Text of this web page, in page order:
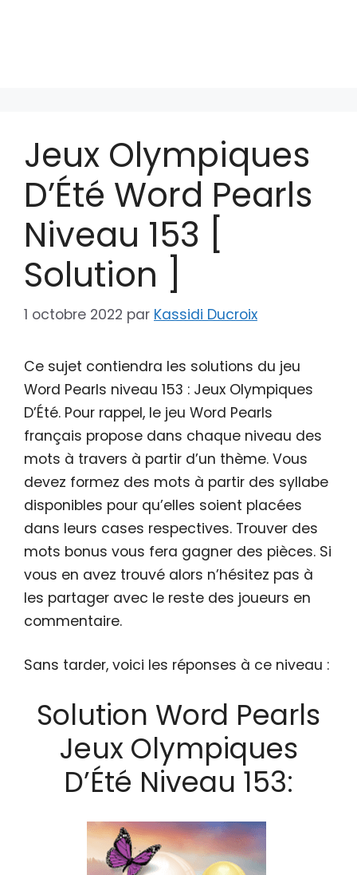
Jeux Olympiques
D’Été Word Pearls
Niveau 153 [
Solution ]
1 octobre 2022 par Kassidi Ducroix
Ce sujet contiendra les solutions du jeu
Word Pearls niveau 153 : Jeux Olympiques
D’Été. Pour rappel, le jeu Word Pearls
français propose dans chaque niveau des
mots à travers à partir d’un thème. Vous
devez formez des mots à partir des syllabe
disponibles pour qu’elles soient placées
dans leurs cases respectives. Trouver des
mots bonus vous fera gagner des pièces. Si
vous en avez trouvé alors n’hésitez pas à
les partager avec le reste des joueurs en
commentaire.
Sans tarder, voici les réponses à ce niveau :
Solution Word Pearls
Jeux Olympiques
D’Été Niveau 153: